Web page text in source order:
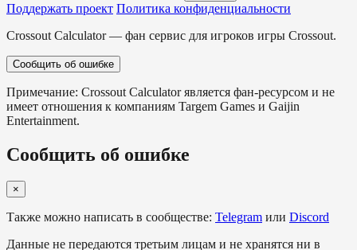
Поддержать проект Политика конфиденциальности
Crossout Calculator — фан сервис для игроков игры Crossout.
Сообщить об ошибке
Примечание: Crossout Calculator является фан-ресурсом и не
имеет отношения к компаниям Targem Games и Gaijin
Entertainment.
Сообщить об ошибке
×
Также можно написать в сообществе: Telegram или Discord
Данные не передаются третьим лицам и не хранятся ни в